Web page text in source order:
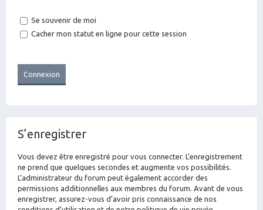
Se souvenir de moi
Cacher mon statut en ligne pour cette session
S’enregistrer
Vous devez être enregistré pour vous connecter. L’enregistrement
ne prend que quelques secondes et augmente vos possibilités.
L’administrateur du forum peut également accorder des
permissions additionnelles aux membres du forum. Avant de vous
enregistrer, assurez-vous d’avoir pris connaissance de nos